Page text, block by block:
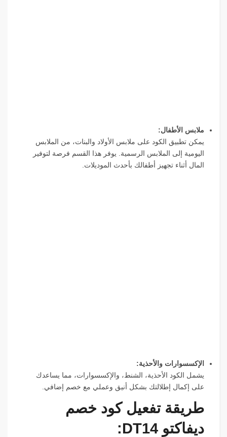
ملابس الأطفال:
يمكن تطبيق الكود على ملابس الأولاد والبنات، من الملابس
اليومية إلى الملابس الرسمية. يوفر هذا القسم فرصة لتوفير
المال أثناء تجهيز أطفالك بأحدث الموديلات.
الإكسسوارات والأحذية:
يشمل الكود الأحذية، الشنط، والإكسسوارات، مما يساعدك
على إكمال إطلالتك بشكل أنيق وعملي مع خصم إضافي.
طريقة تفعيل كود خصم
ديفاكتو DT14: